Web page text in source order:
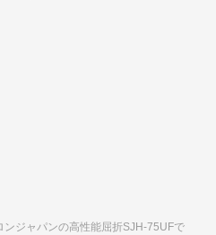
ジャパンの高性能屈折SJH-75UFで